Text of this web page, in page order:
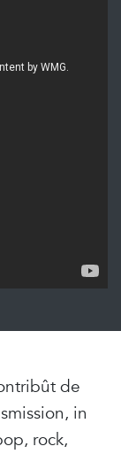
de
in
rock,